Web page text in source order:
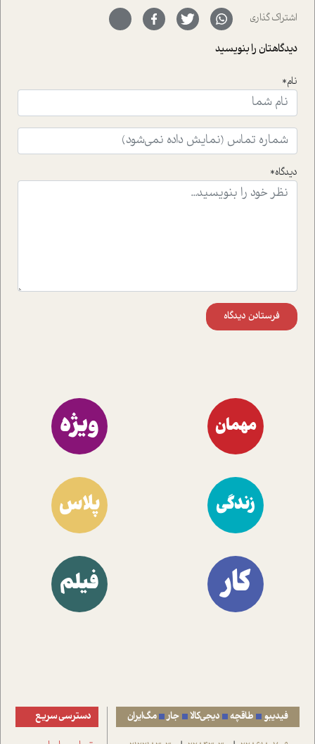
سر نهاده است و نیز کرامت عزیز زاده؛ سفیر صلح و دوستی که
با رکاب زدن در بیش از هفتاد کشور و کاشتن درخت، به نماد
حمایت از محیط زیست و منابع طبیعی تبدیل گشته
است.فصل روایت اجنبی ها در این شماره به دو موضوع
ای که به زندگی شگفت انگیز جین گودال و تاثیرات کاوش های
ایشان در حوزه ی شامپانزه ها بر زندگی امروزی ما نگاهی
افکنده است.فصل اتاق 333 شما را پای صحبت یک تجربه ی
واقعی در ارتباط با اختلال شخصیت اسکزوئید و مشکلات و نیز
راهکارهای حل آن قرار می دهد که در اتاق درمان اتفاق افتاده
موثرترین راهکارهای استفاده از هوش مصنوعی در حوزه های
اشتراک گذاری
دیدگاهتان را بنویسید
نام*
دیدگاه*
فرستادن دیدگاه
مهمان ویژه
زندگی پلاس
کار فیلم
فیدیبو طاقچه دیجی‌کالا جار مگ‌ایران دسترسی سریع